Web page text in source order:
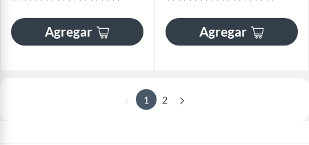
Agregar Agregar
1 2